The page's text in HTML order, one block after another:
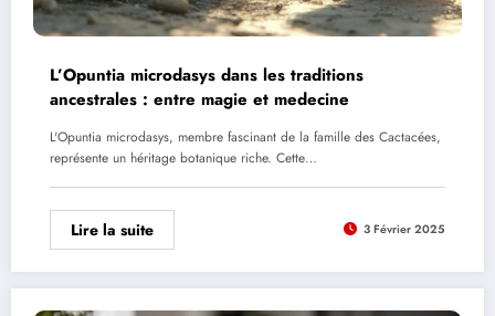
L’Opuntia microdasys dans les traditions
ancestrales : entre magie et medecine
L'Opuntia microdasys, membre fascinant de la famille des Cactacées,
représente un héritage botanique riche. Cette…
Lire la suite 3 Février 2025